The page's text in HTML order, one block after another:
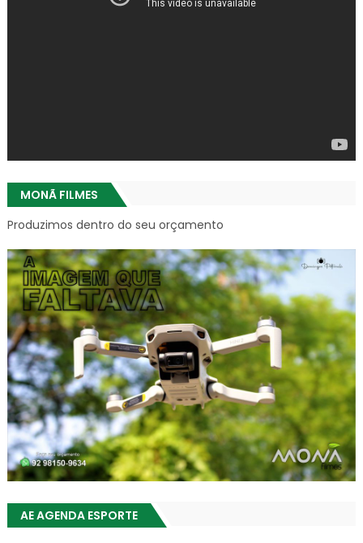
MONÃ FILMES
Produzimos dentro do seu orçamento
AE AGENDA ESPORTE